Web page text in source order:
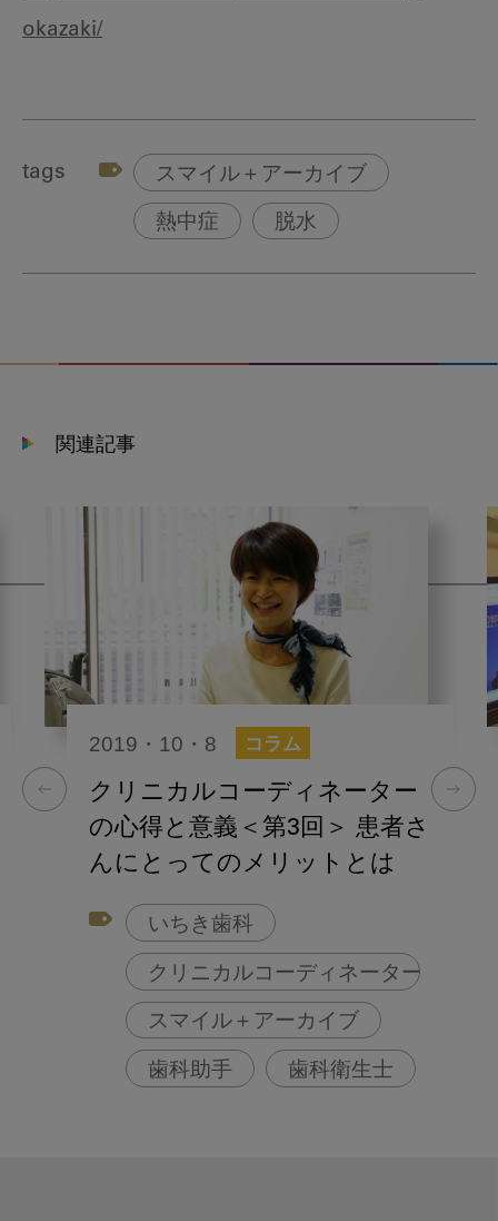
okazaki/
tags スマイル＋アーカイブ
熱中症 脱水
関連記事
2019・10・8 コラム
クリニカルコーディネーター
の心得と意義＜第3回＞ 患者さ
んにとってのメリットとは
いちき歯科
クリニカルコーディネーター
スマイル＋アーカイブ
歯科助手 歯科衛生士